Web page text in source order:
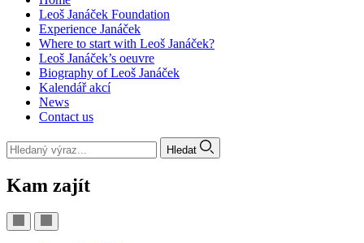
Leoš Janáček Foundation
Experience Janáček
Where to start with Leoš Janáček?
Leoš Janáček’s oeuvre
Biography of Leoš Janáček
Kalendář akcí
News
Contact us
Hledat
Kam zajít